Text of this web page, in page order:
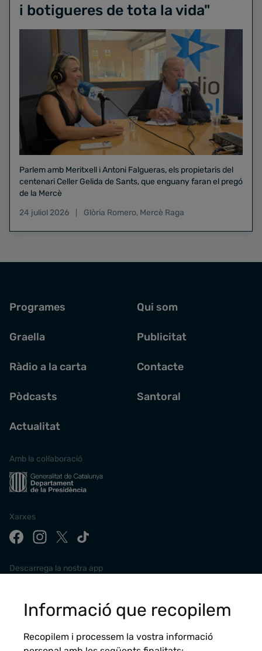
i botigueres de tota la vida"
Parlem amb Meritxell i Antoni Falgueras, els propietaris del
centenari Celler Gelida de Sants, que enguany faran el pregó
de la Mercè
24 juliol 2026
Glòria Romero, Mercè Raga
Programes
Graella
Ràdio a la carta
Pòdcasts
Actualitat
Qui som
Publicitat
Contacte
Santoral
Amb la col·laboració
Xarxes
Descarrega la nostra app
Informació que recopilem
Recopilem i processem la vostra informació